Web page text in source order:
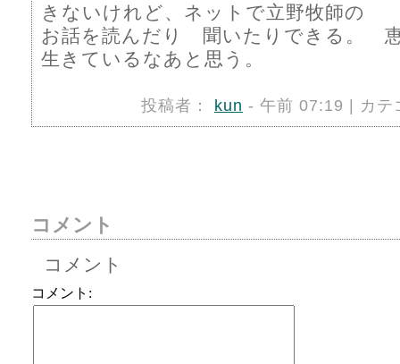
きないけれど、ネットで立野牧師の
お話を読んだり 聞いたりできる。
生きているなあと思う。
投稿者： kun - 午前 07:19 | カ
コメント
コメント
コメント: